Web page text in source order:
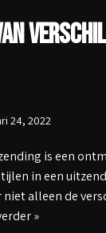
24, 2022
is een
in een
niet alleen de
»